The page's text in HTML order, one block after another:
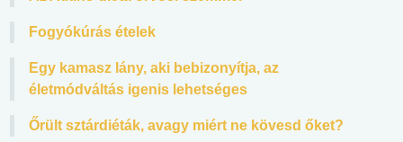
Fogyókúrás ételek
Egy kamasz lány, aki bebizonyítja, az
életmódváltás igenis lehetséges
Őrült sztárdiéták, avagy miért ne kövesd őket?